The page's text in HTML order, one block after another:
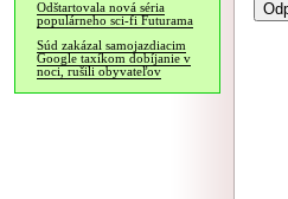
Odštartovala nová séria
populárneho sci-fi Futurama
Súd zakázal samojazdiacim
Google taxíkom dobíjanie v
noci, rušili obyvateľov